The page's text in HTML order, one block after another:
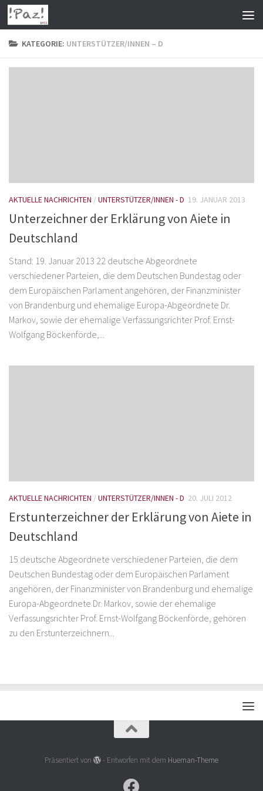
Zum Inhalt springen
KATEGORIE: UNTERSTÜTZER/INNEN – D
AKTUELLE NACHRICHTEN /UNTERSTÜTZER/INNEN - D 19. JANUAR 2013
Unterzeichner der Erklärung von Aiete in
Deutschland
Stand: 19. Januar 2013 22 deutsche Abgeordnete
verschiedener Parteien, die dem Deutschen Bundestag oder
dem Europäischen Parlament angehören, der Finanzminister
von Brandenburg und ehemalige Europa-Abgeordnete Dr.
Markov, sowie der ehemalige Verfassungsrichter Prof. Ernst-
Wolfgang Böckenförde,...
AKTUELLE NACHRICHTEN /UNTERSTÜTZER/INNEN - D 20. JULI 2012
Erstunterzeichner der Erklärung von Aiete in
Deutschland
15 deutsche Abgeordnete verschiedener Parteien, die dem
Deutschen Bundestag oder dem Europäischen Parlament
angehören, der Finanzminister von Brandenburg und ehemalige
Europa-Abgeordnete Dr. Markov, sowie der ehemalige
Verfassungsrichter Prof. Ernst-Wolfgang Böckenförde, gehören
zu den Erstunterzeichnern...
Präsentiert von - Entworfen mit dem Hueman-Theme